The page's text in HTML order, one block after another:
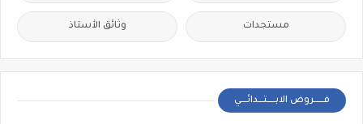
مستجدات وثائق الأستاذ
فــــــروض الابـــــتـــدائــــي